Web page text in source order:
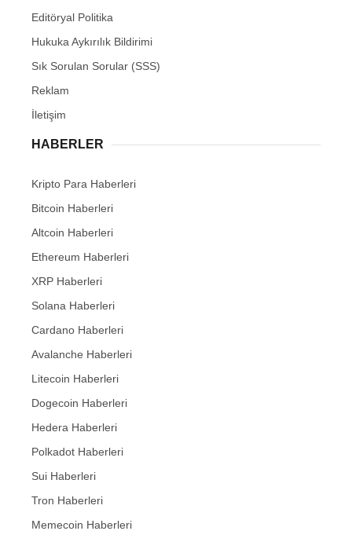
Editöryal Politika
Hukuka Aykırılık Bildirimi
Sık Sorulan Sorular (SSS)
Reklam
İletişim
HABERLER
Kripto Para Haberleri
Bitcoin Haberleri
Altcoin Haberleri
Ethereum Haberleri
XRP Haberleri
Solana Haberleri
Cardano Haberleri
Avalanche Haberleri
Litecoin Haberleri
Dogecoin Haberleri
Hedera Haberleri
Polkadot Haberleri
Sui Haberleri
Tron Haberleri
Memecoin Haberleri